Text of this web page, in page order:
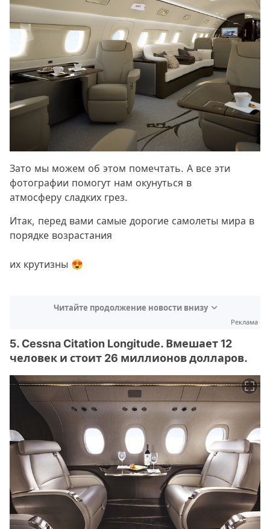
Зато мы можем об этом помечтать. А все эти
фотографии помогут нам окунуться в
атмосферу сладких грез.
Итак, перед вами самые дорогие самолеты мира в
порядке возрастания
их крутизны 😍
Читайте продолжение новости внизу
Реклама
5. Cessna Citation Longitude. Вмешает 12
человек и стоит 26 миллионов долларов.